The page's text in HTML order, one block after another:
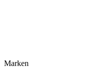
Marken